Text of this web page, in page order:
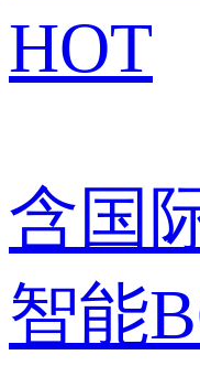
HOT
含国
智能